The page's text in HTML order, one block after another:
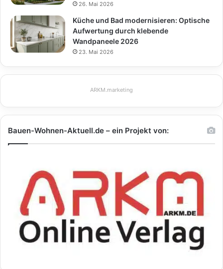
26. Mai 2026
Küche und Bad modernisieren: Optische
Aufwertung durch klebende
Wandpaneele 2026
23. Mai 2026
ARKM.marketing
Bauen-Wohnen-Aktuell.de – ein Projekt von: